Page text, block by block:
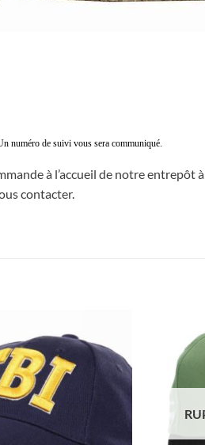
numéro de suivi vous sera communiqué.
à l’accueil de notre entrepôt
contacter.